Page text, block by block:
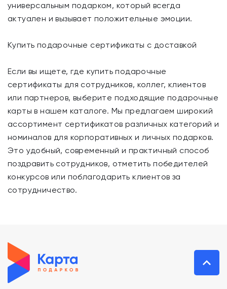
универсальным подарком, который всегда
актуален и вызывает положительные эмоции.
Купить подарочные сертификаты с доставкой
Если вы ищете, где купить подарочные
сертификаты для сотрудников, коллег, клиентов
или партнеров, выберите подходящие подарочные
карты в нашем каталоге. Мы предлагаем широкий
ассортимент сертификатов различных категорий и
номиналов для корпоративных и личных подарков.
Это удобный, современный и практичный способ
поздравить сотрудников, отметить победителей
конкурсов или поблагодарить клиентов за
сотрудничество.